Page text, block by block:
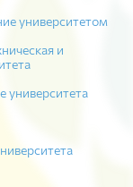
университетом
и
университета